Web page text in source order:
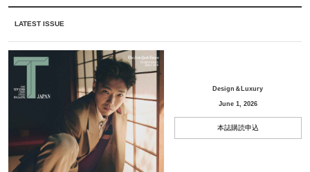
LATEST ISSUE
Design＆Luxury
June 1, 2026
本誌購読申込